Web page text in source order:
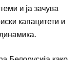
и ја зачува
капацитети и